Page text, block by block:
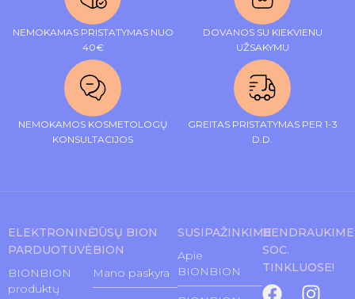
NEMOKAMAS PRISTATYMAS NUO
40€
DOVANOS SU KIEKVIENU
UŽSAKYMU
NEMOKAMOS KOSMETOLOGŲ
KONSULTACIJOS
GREITAS PRISTATYMAS PER 1-3
D.D.
ELEKTRONINĖ
PARDUOTUVĖ
BIONBION
produktų
JŪSŲ BION
BION
Mano paskyra
SUSIPAŽINKIME
Apie
BIONBION
BENDRAUKIME
SOC.
TINKLUOSE!